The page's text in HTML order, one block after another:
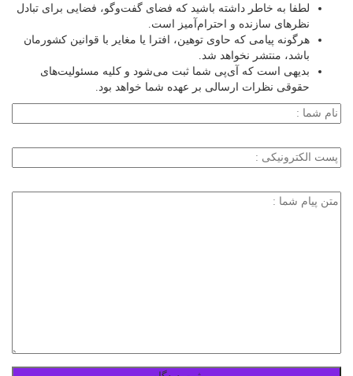
لطفا به خاطر داشته باشید که فضای گفت‌وگو، فضایی برای تبادل
نظرهای سازنده و احترام‌آمیز است.
هرگونه پیامی که حاوی توهین، افترا یا مغایر با قوانین کشورمان
باشد، منتشر نخواهد شد.
بدیهی است که آی‌پی شما ثبت می‌شود و کلیه مسئولیت‌های
حقوقی نظرات ارسالی بر عهده شما خواهد بود.